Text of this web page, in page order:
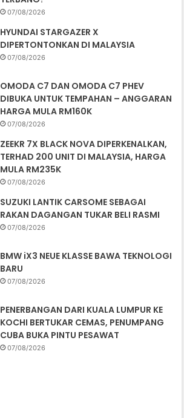
07/08/2026
HYUNDAI STARGAZER X
DIPERTONTONKAN DI MALAYSIA
07/08/2026
OMODA C7 DAN OMODA C7 PHEV
DIBUKA UNTUK TEMPAHAN – ANGGARAN
HARGA MULA RM160K
07/08/2026
ZEEKR 7X BLACK NOVA DIPERKENALKAN,
TERHAD 200 UNIT DI MALAYSIA, HARGA
MULA RM235K
07/08/2026
SUZUKI LANTIK CARSOME SEBAGAI
RAKAN DAGANGAN TUKAR BELI RASMI
07/08/2026
BMW iX3 NEUE KLASSE BAWA TEKNOLOGI
BARU
07/08/2026
PENERBANGAN DARI KUALA LUMPUR KE
KOCHI BERTUKAR CEMAS, PENUMPANG
CUBA BUKA PINTU PESAWAT
07/08/2026